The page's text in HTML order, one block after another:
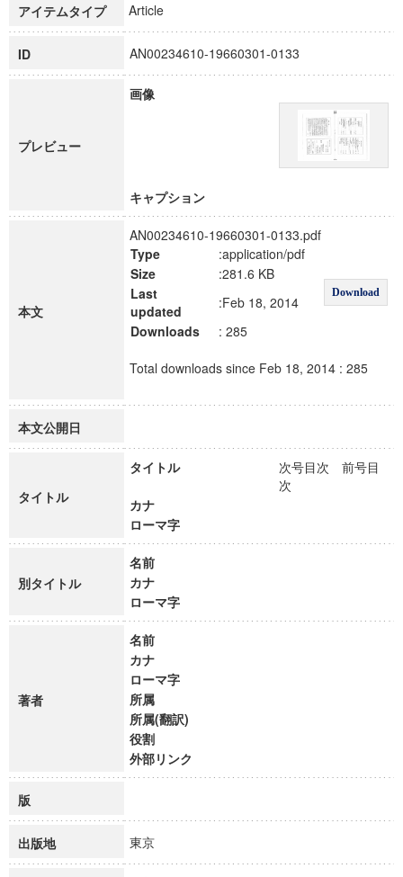
博士課程教育リーディングプログラム「超成熟社会発展のサ
アイテムタイプ Article
ID AN00234610-19660301-0133
プレビュー
画像
キャプション
本文
AN00234610-19660301-0133.pdf
Type
:application/pdf
Download
Size
:281.6 KB
Last
updated
:Feb 18, 2014
Downloads
: 285
Total downloads since Feb 18, 2014 : 285
本文公開日
タイトル
タイトル
次号目次 前号目
次
カナ
ローマ字
別タイトル
名前
カナ
ローマ字
著者
名前
カナ
ローマ字
所属
所属(翻訳)
役割
外部リンク
版
出版地 東京